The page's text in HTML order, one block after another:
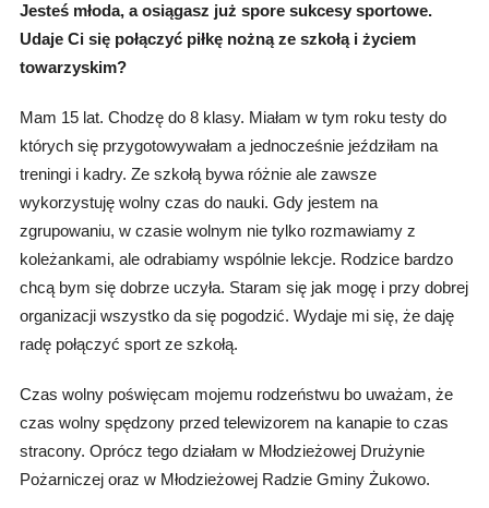
Jesteś młoda, a osiągasz już spore sukcesy sportowe.
Udaje Ci się połączyć piłkę nożną ze szkołą i życiem
towarzyskim?
Mam 15 lat. Chodzę do 8 klasy. Miałam w tym roku testy do
których się przygotowywałam a jednocześnie jeździłam na
treningi i kadry. Ze szkołą bywa różnie ale zawsze
wykorzystuję wolny czas do nauki. Gdy jestem na
zgrupowaniu, w czasie wolnym nie tylko rozmawiamy z
koleżankami, ale odrabiamy wspólnie lekcje. Rodzice bardzo
chcą bym się dobrze uczyła. Staram się jak mogę i przy dobrej
organizacji wszystko da się pogodzić. Wydaje mi się, że daję
radę połączyć sport ze szkołą.
Czas wolny poświęcam mojemu rodzeństwu bo uważam, że
czas wolny spędzony przed telewizorem na kanapie to czas
stracony. Oprócz tego działam w Młodzieżowej Drużynie
Pożarniczej oraz w Młodzieżowej Radzie Gminy Żukowo.